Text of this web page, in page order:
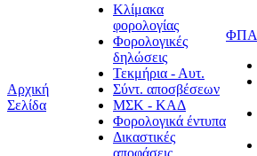
Αρχική
Σελίδα
Κλίμακα
φορολογίας
Φορολογικές
δηλώσεις
Τεκμήρια - Αυτ.
Σύντ. αποσβέσεων
ΜΣΚ - ΚΑΔ
Φορολογικά έντυπα
Δικαστικές
αποφάσεις
ΦΠΑ